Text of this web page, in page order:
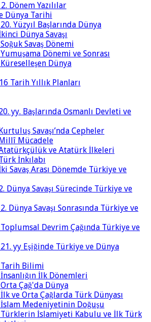
Dönem Yazılılar
Dünya Tarihi
Yüzyıl Başlarında Dünya
Dünya Savaşı
Savaş Dönemi
Dönemi ve Sonrası
Dünya
Tarih Yıllık Planları
yy. Başlarında Osmanlı Devleti ve
Savaşı’nda Cepheler
Mücadele
ve Atatürk İlkeleri
İnkılabı
Savaş Arası Dönemde Türkiye ve
Dünya Savaşı Sürecinde Türkiye ve
Dünya Savaşı Sonrasında Türkiye ve
Devrim Çağında Türkiye ve
yy Eşiğinde Türkiye ve Dünya
Tarih Bilimi
İlk Dönemleri
Çağ'da Dünya
ve Orta Çağlarda Türk Dünyası
Medeniyetinin Doğuşu
İslamiyeti Kabulu ve İlk Türk